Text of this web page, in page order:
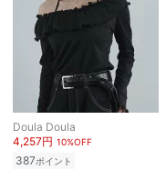
Doula Doula
4,257円 10%OFF
387ポイント